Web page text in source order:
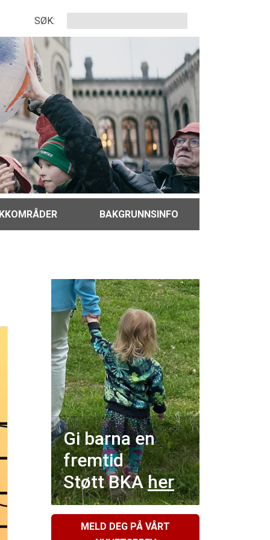
SØK:
BAKGRUNNSINFO
Gi barna en
fremtid
Støtt BKAher
MELD DEG PÅ VÅRT